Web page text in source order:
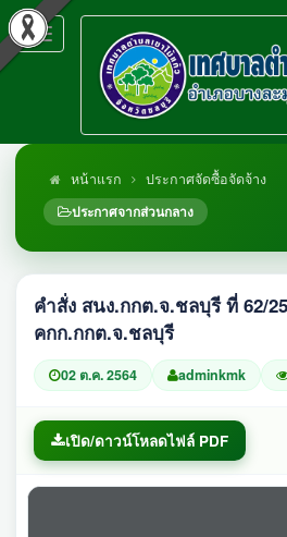
Toggle
navigation
หน้าแรก
ประกาศจัดซื้อจัดจ้าง
ประกาศจากส่วนกลาง
คำสั่ง สนง.กกต.จ.ชลบุรี ที่ 62/
คกก.กกต.จ.ชลบุรี
02 ต.ค. 2564 adminkmk
เปิด/ดาวน์โหลดไฟล์ PDF